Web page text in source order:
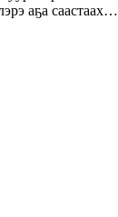
аҕа саастаах…